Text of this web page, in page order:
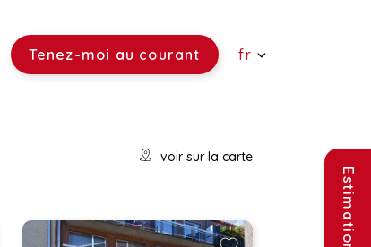
Tenez-moi au courant fr
voir sur la carte